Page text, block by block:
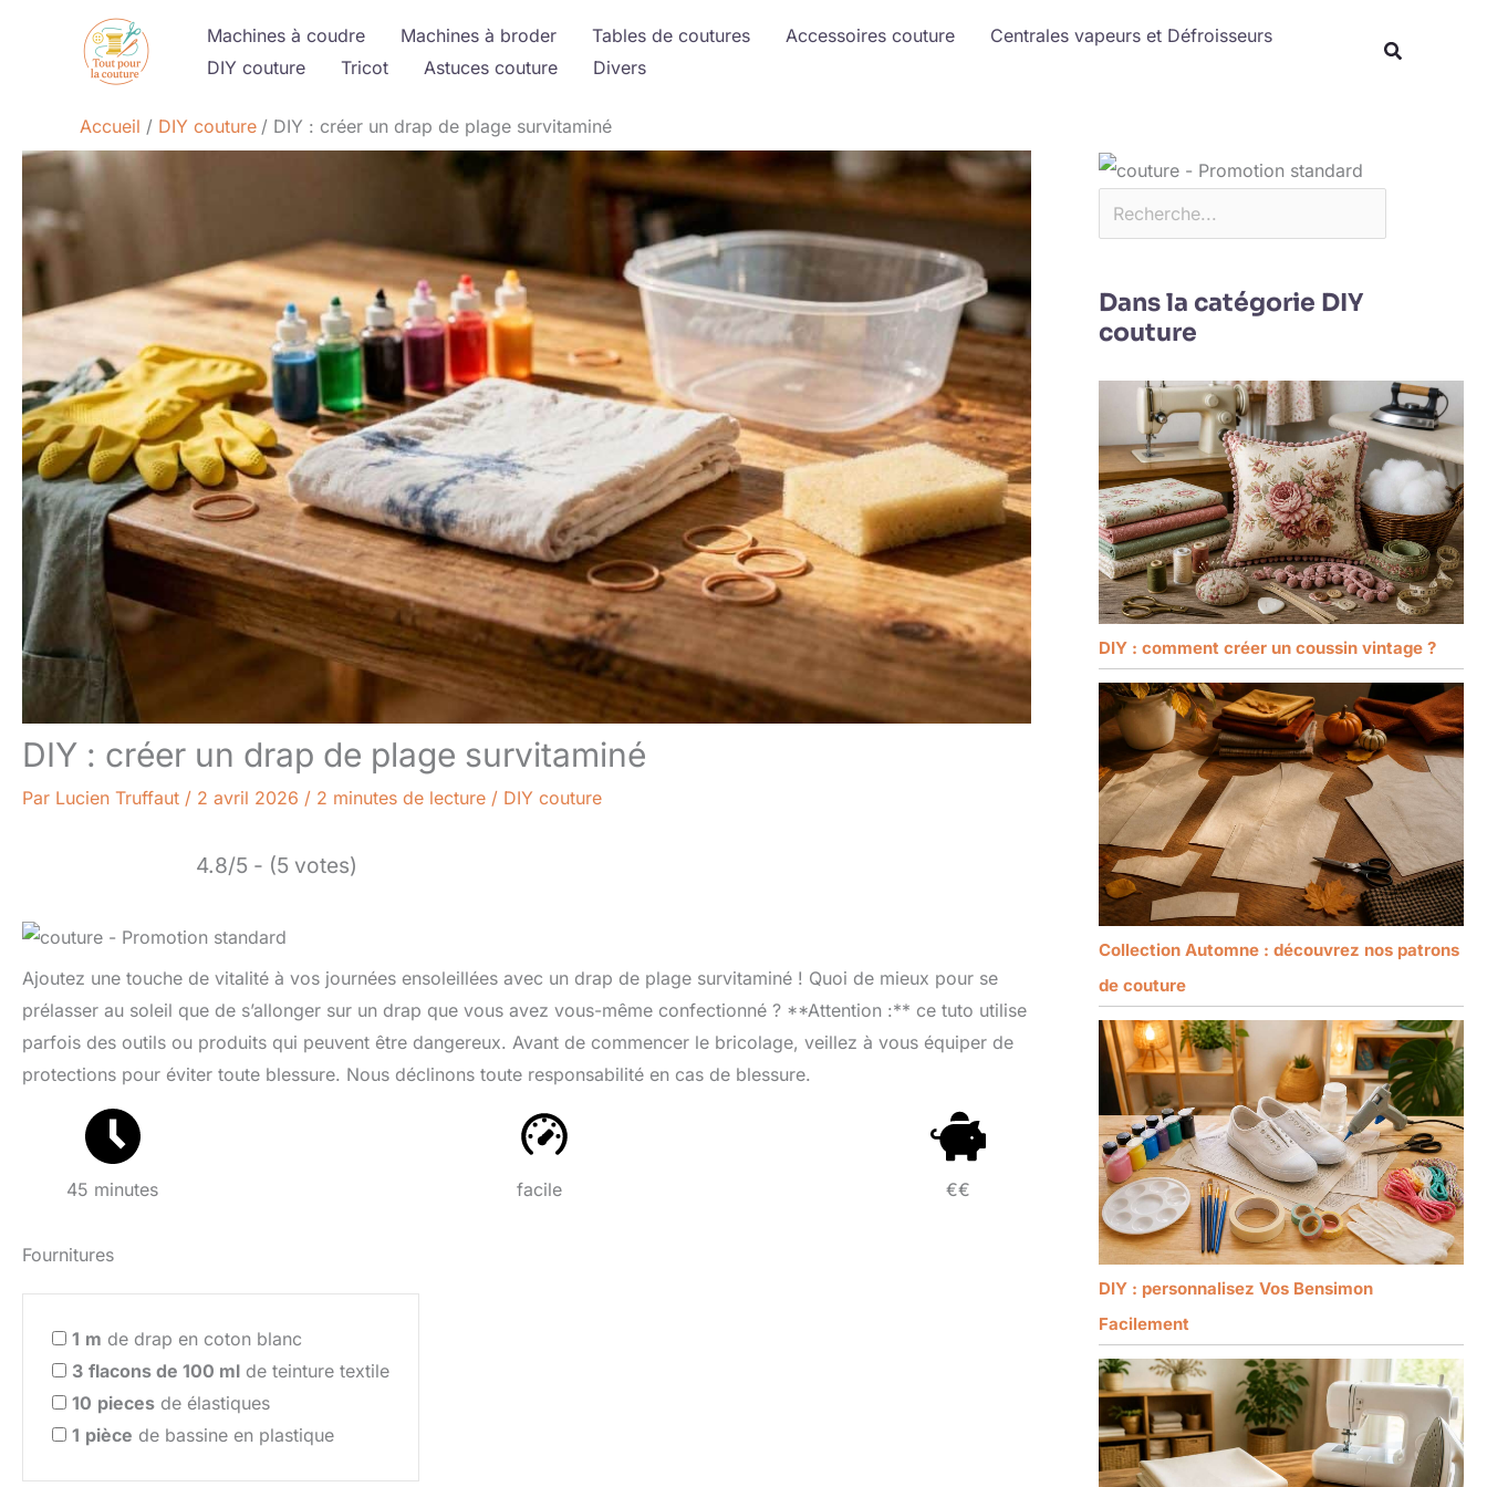
Machines à coudre Machines à broder Tables de coutures Accessoires couture
Centrales vapeurs et Défroisseurs
DIY couture
Tricot Astuces couture Divers
Accueil DIY couture DIY : créer un drap de plage survitaminé
DIY : créer un drap de plage survitaminé
Par Lucien Truffaut / 2 avril 2026 / 2 minutes de lecture / DIY couture
4.8/5 - (5 votes)
Ajoutez une touche de vitalité à vos journées ensoleillées avec un drap de plage survitaminé ! Quoi de mieux pour se
prélasser au soleil que de s’allonger sur un drap que vous avez vous-même confectionné ? **Attention :** ce tuto utilise
parfois des outils ou produits qui peuvent être dangereux. Avant de commencer le bricolage, veillez à vous équiper de
protections pour éviter toute blessure. Nous déclinons toute responsabilité en cas de blessure.
45 minutes facile €€
Fournitures
1 m de drap en coton blanc
3 flacons de 100 ml de teinture textile
10 pieces de élastiques
1 pièce de bassine en plastique
Dans la catégorie DIY
couture
DIY : comment créer un coussin vintage ?
Collection Automne : découvrez nos patrons
de couture
DIY : personnalisez Vos Bensimon
Facilement